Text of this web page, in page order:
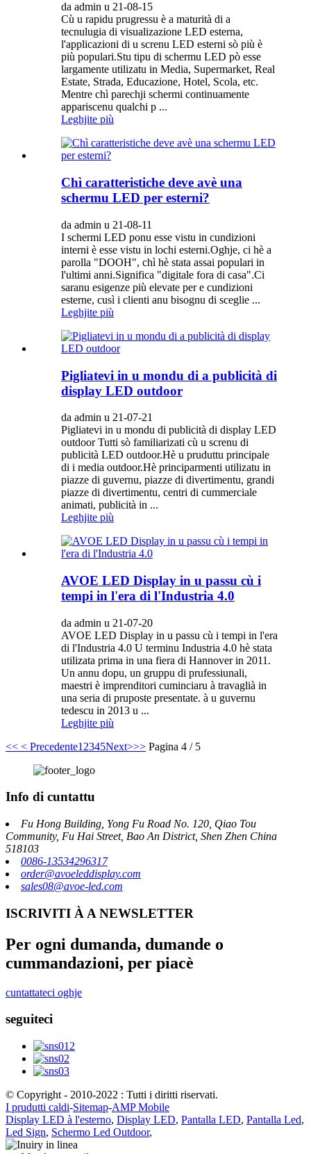
da admin u 21-08-15
Cù u rapidu prugressu è a maturità di a
tecnulugia di visualizazione LED esterna,
l'applicazioni di u screnu LED esterni sò più è
più populari.Stu tipu di schermu LED pò esse
largamente utilizatu in Media, Supermarket, Real
Estate, Strada, Educazione, Hotel, Scola, etc.
Mentre chì parechji schermi continuamente
appariscenu qualchi p ...
Leghjite più
Chì caratteristiche deve avè una
schermu LED per esterni?
da admin u 21-08-11
I schermi LED ponu esse vistu in cundizioni
interni è esse vistu in lochi esterni.Oghje, ci hè a
parolla "DOOH", chì hè stata assai populari in
l'ultimi anni.Significa "digitale fora di casa".Ci
saranu esigenze più elevate per e cundizioni
esterne, cusì i clienti anu bisognu di sceglie ...
Leghjite più
Pigliatevi in ​​u mondu di a publicità di
display LED outdoor
da admin u 21-07-21
Pigliatevi in ​​u mondu di publicità di display LED
outdoor Tutti sò familiarizati cù u screnu di
publicità LED outdoor.Hè u pruduttu principale
di i media outdoor.Hè principarmenti utilizatu in
piazze di guvernu, piazze di divertimentu, grandi
piazze di divertimentu, centri di cummerciale
animati, publicità in ...
Leghjite più
AVOE LED Display in u passu cù i
tempi in l'era di l'Industria 4.0
da admin u 21-07-20
AVOE LED Display in u passu cù i tempi in l'era
di l'Industria 4.0 U terminu Industria 4.0 hè stata
utilizata prima in una fiera di Hannover in 2011.
Un annu dopu, un gruppu di prufessiunali,
maestri è imprenditori cuminciaru à travaglià in
una seria di pruposte presentate. à u guvernu
tedescu in 2013 u ...
Leghjite più
<< < Precedente1 2345Next>>> Pagina 4 / 5
Info di cuntattu
Fu Hong Building, Yong Fu Road No. 120, Qiao Tou
Community, Fu Hai Street, Bao An District, Shen Zhen China
518103
0086-13534296317
order@avoeleddisplay.com
sales08@avoe-led.com
ISCRIVITI À A NEWSLETTER
Per ogni dumanda, dumande o
cummandazioni, per piacè
cuntattateci oghje
seguiteci
© Copyright - 2010-2022 : Tutti i diritti riservati.
I prudutti caldi-Sitemap-AMP Mobile
Display LED à l'esterno, Display LED, Pantalla LED, Pantalla Led,
Led Sign, Schermo Led Outdoor,